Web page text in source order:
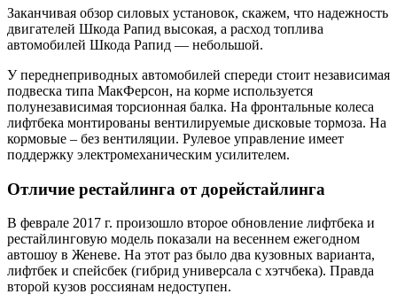
Заканчивая обзор силовых установок, скажем, что надежность
двигателей Шкода Рапид высокая, а расход топлива
автомобилей Шкода Рапид — небольшой.
У переднеприводных автомобилей спереди стоит независимая
подвеска типа МакФерсон, на корме используется
полунезависимая торсионная балка. На фронтальные колеса
лифтбека монтированы вентилируемые дисковые тормоза. На
кормовые – без вентиляции. Рулевое управление имеет
поддержку электромеханическим усилителем.
Отличие рестайлинга от дорейстайлинга
В феврале 2017 г. произошло второе обновление лифтбека и
рестайлинговую модель показали на весеннем ежегодном
автошоу в Женеве. На этот раз было два кузовных варианта,
лифтбек и спейсбек (гибрид универсала с хэтчбека). Правда
второй кузов россиянам недоступен.